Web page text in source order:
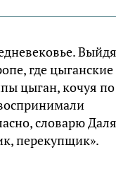
где цыганские
цыган, кочуя по
словарю
перекупщик».